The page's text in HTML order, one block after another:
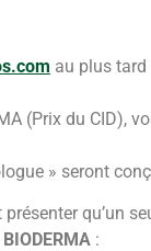
au plus tard
(Prix du CID),
» seront
qu’un
: